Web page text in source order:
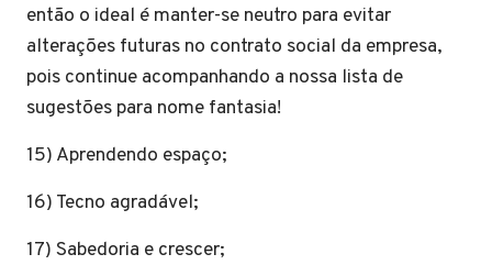
então o ideal é manter-se neutro para evitar
alterações futuras no contrato social da empresa,
pois continue acompanhando a nossa lista de
sugestões para nome fantasia!
15) Aprendendo espaço;
16) Tecno agradável;
17) Sabedoria e crescer;